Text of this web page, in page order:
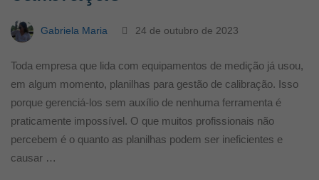
Gabriela Maria 24 de outubro de 2023
Toda empresa que lida com equipamentos de medição já usou,
em algum momento, planilhas para gestão de calibração. Isso
porque gerenciá-los sem auxílio de nenhuma ferramenta é
praticamente impossível. O que muitos profissionais não
percebem é o quanto as planilhas podem ser ineficientes e
causar …